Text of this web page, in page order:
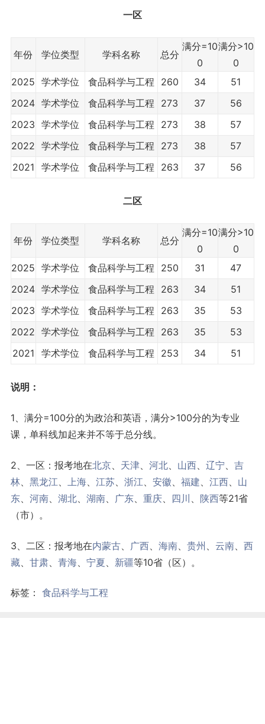
一区
年份 学位类型 学科名称 总分
满分=10
0
满分>10
0
2025 学术学位 食品科学与工程 260 34
51
2024 学术学位 食品科学与工程 273 37
56
2023 学术学位 食品科学与工程 273 38
57
2022 学术学位 食品科学与工程 273 38
57
2021
学术学位 食品科学与工程 263 37 56
二区
年份 学位类型 学科名称 总分
满分=10
0
满分>10
0
2025 学术学位 食品科学与工程 250 31
47
2024 学术学位 食品科学与工程 263 34
51
2023 学术学位 食品科学与工程 263 35
53
2022 学术学位 食品科学与工程 263 35
53
2021
学术学位 食品科学与工程 253 34 51
说明：
1、满分=100分的为政治和英语，满分>100分的为专业
课，单科线加起来并不等于总分线。
2、一区：报考地在北京、 天津、 河北、 山西、 辽宁、 吉
林、 黑龙江、 上海、 江苏、 浙江、 安徽、 福建、 江西、 山
东、 河南、 湖北、 湖南、 广东、 重庆、 四川 、 陕西等21省
（市）。
3、二区：报考地在内蒙古、 广西、 海南、 贵州 、 云南、 西
藏、 甘肃、 青海、 宁夏、 新疆等10省（区）。
标签： 食品科学与工程